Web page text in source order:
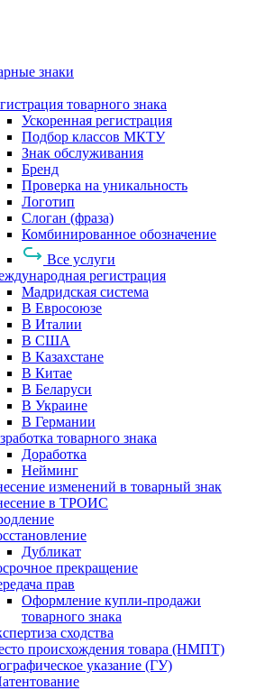
знаки
товарного знака
Ускоренная регистрация
Подбор классов МКТУ
Знак обслуживания
Бренд
Проверка на уникальность
Логотип
Слоган (фраза)
Комбинированное обозначение
Все услуги
регистрация
Мадридская система
В Евросоюзе
В Италии
В США
В Казахстане
В Китае
В Беларуси
В Украине
В Германии
товарного знака
Доработка
Нейминг
изменений в товарный знак
в ТРОИС
Дубликат
прекращение
прав
Оформление купли-продажи
товарного знака
сходства
происхождения товара (НМПТ)
указание (ГУ)